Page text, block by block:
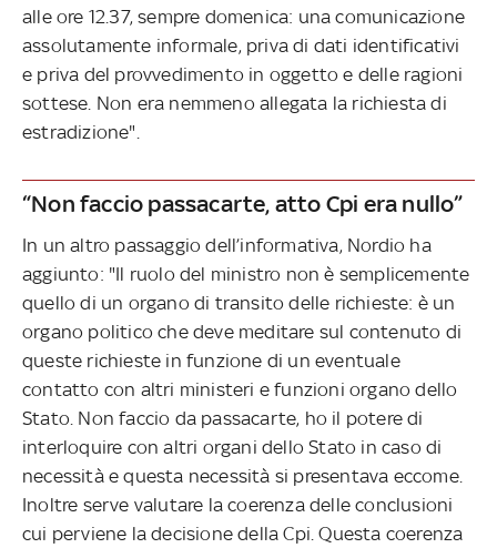
alle ore 12.37, sempre domenica: una comunicazione
assolutamente informale, priva di dati identificativi
e priva del provvedimento in oggetto e delle ragioni
sottese. Non era nemmeno allegata la richiesta di
estradizione".
“Non faccio passacarte, atto Cpi era nullo”
In un altro passaggio dell’informativa, Nordio ha
aggiunto: "Il ruolo del ministro non è semplicemente
quello di un organo di transito delle richieste: è un
organo politico che deve meditare sul contenuto di
queste richieste in funzione di un eventuale
contatto con altri ministeri e funzioni organo dello
Stato. Non faccio da passacarte, ho il potere di
interloquire con altri organi dello Stato in caso di
necessità e questa necessità si presentava eccome.
Inoltre serve valutare la coerenza delle conclusioni
cui perviene la decisione della Cpi. Questa coerenza